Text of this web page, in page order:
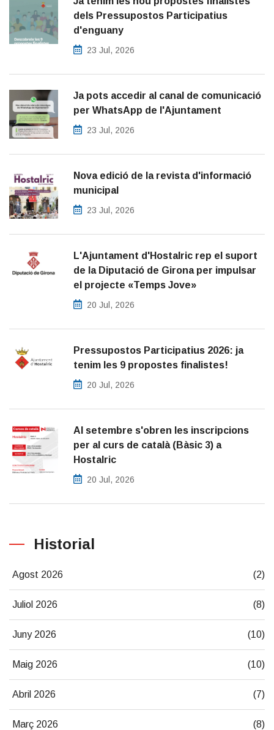
dels Pressupostos Participatius
d'enguany
23 Jul, 2026
Ja pots accedir al canal de comunicació
per WhatsApp de l'Ajuntament
23 Jul, 2026
Nova edició de la revista d'informació
municipal
23 Jul, 2026
L'Ajuntament d'Hostalric rep el suport
de la Diputació de Girona per impulsar
el projecte «Temps Jove»
20 Jul, 2026
Pressupostos Participatius 2026: ja
tenim les 9 propostes finalistes!
20 Jul, 2026
Al setembre s'obren les inscripcions
per al curs de català (Bàsic 3) a
Hostalric
20 Jul, 2026
Historial
Agost 2026 (2)
Juliol 2026 (8)
Juny 2026 (10)
Maig 2026 (10)
Abril 2026 (7)
Març 2026 (8)